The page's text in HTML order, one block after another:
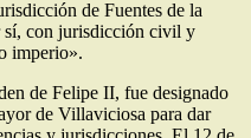
de Fuentes de la
con jurisdicción civil y
imperio».
de Felipe II, fue designado
de Villaviciosa para dar